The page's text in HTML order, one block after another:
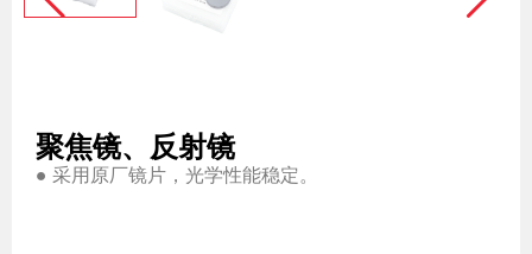
聚焦镜、反射镜
● 采用原厂镜片，光学性能稳定。